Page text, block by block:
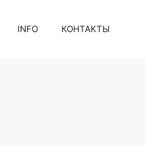
INFO КОНТАКТЫ